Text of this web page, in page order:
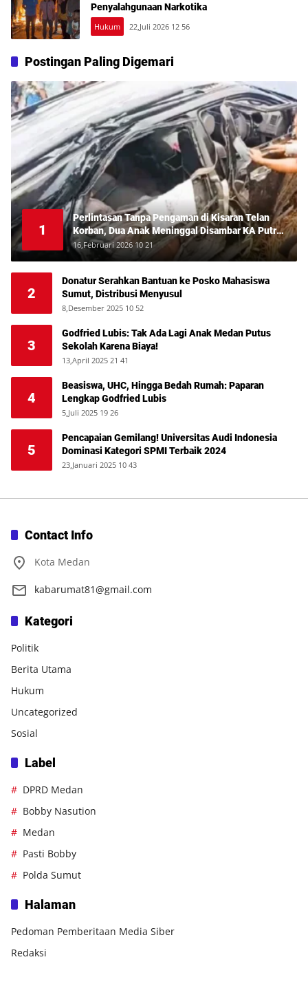
Penyalahgunaan Narkotika
Hukum 22,Juli 2026 12 56
Postingan Paling Digemari
1
Perlintasan Tanpa Pengaman di Kisaran Telan
Korban, Dua Anak Meninggal Disambar KA Putri
Deli
16,Februari 2026 10 21
2
Donatur Serahkan Bantuan ke Posko Mahasiswa
Sumut, Distribusi Menyusul
8,Desember 2025 10 52
3
Godfried Lubis: Tak Ada Lagi Anak Medan Putus
Sekolah Karena Biaya!
13,April 2025 21 41
4
Beasiswa, UHC, Hingga Bedah Rumah: Paparan
Lengkap Godfried Lubis
5,Juli 2025 19 26
5
Pencapaian Gemilang! Universitas Audi Indonesia
Dominasi Kategori SPMI Terbaik 2024
23,Januari 2025 10 43
Contact Info
Kota Medan
kabarumat81@gmail.com
Kategori
Politik
Berita Utama
Hukum
Uncategorized
Sosial
Label
DPRD Medan
Bobby Nasution
Medan
Pasti Bobby
Polda Sumut
Halaman
Pedoman Pemberitaan Media Siber
Redaksi